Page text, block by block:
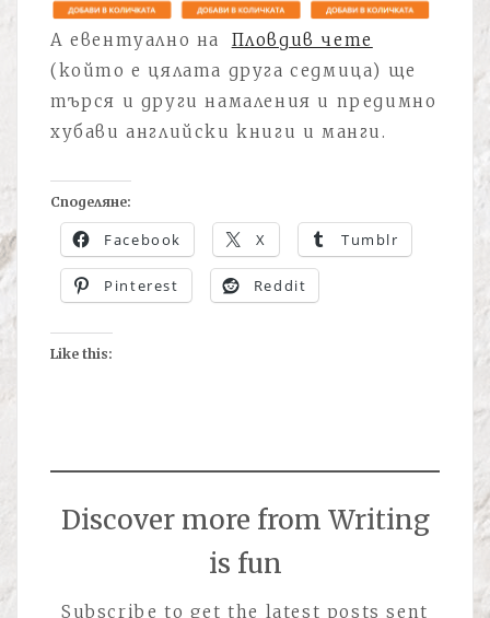
А евентуално на
Пловдив чете
(който е цялата друга седмица) ще
търся и други намаления и предимно
хубави английски книги и манги.
Споделяне:
Facebook X Tumblr
Pinterest Reddit
Like this:
Discover more from Writing
is fun
Subscribe to get the latest posts sent